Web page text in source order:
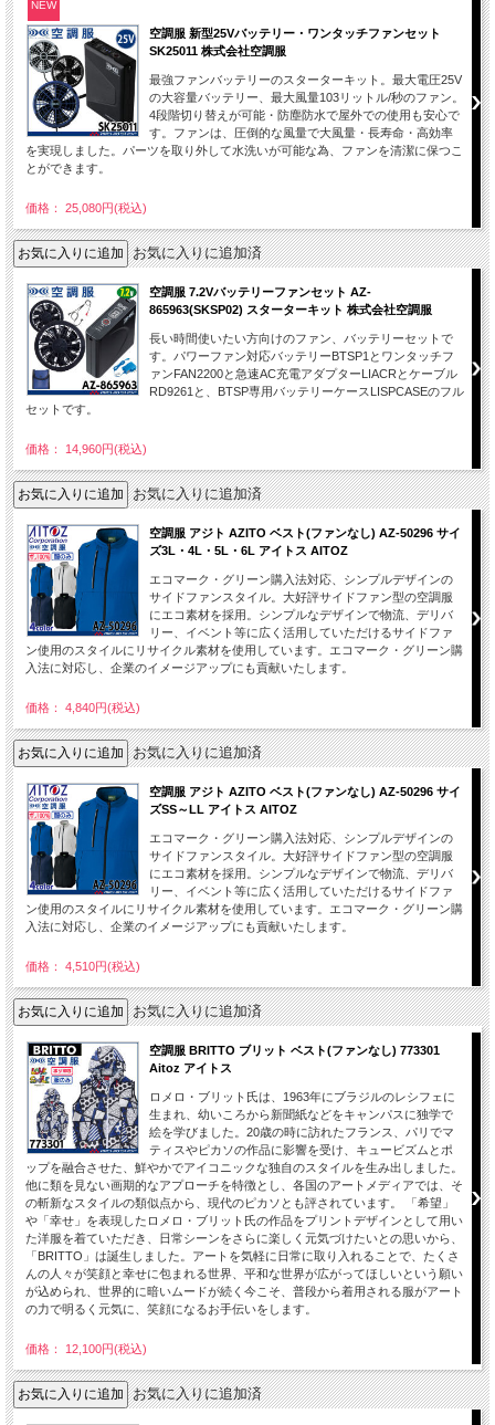
NEW
空調服 新型25Vバッテリー・ワンタッチファンセット
SK25011 株式会社空調服
最強ファンバッテリーのスターターキット。最大電圧25V
の大容量バッテリー、最大風量103リットル/秒のファン。
4段階切り替えが可能・防塵防水で屋外での使用も安心で
す。ファンは、圧倒的な風量で大風量・長寿命・高効率
を実現しました。パーツを取り外して水洗いが可能な為、ファンを清潔に保つこ
とができます。
価格： 25,080円(税込)
お気に入りに追加済
空調服 7.2Vバッテリーファンセット AZ-
865963(SKSP02) スターターキット 株式会社空調服
長い時間使いたい方向けのファン、バッテリーセットで
す。パワーファン対応バッテリーBTSP1とワンタッチフ
ァンFAN2200と急速AC充電アダプターLIACRとケーブル
RD9261と、BTSP専用バッテリーケースLISPCASEのフル
セットです。
価格： 14,960円(税込)
お気に入りに追加済
空調服 アジト AZITO ベスト(ファンなし) AZ-50296 サイ
ズ3L・4L・5L・6L アイトス AITOZ
エコマーク・グリーン購入法対応、シンプルデザインの
サイドファンスタイル。大好評サイドファン型の空調服
にエコ素材を採用。シンプルなデザインで物流、デリバ
リー、イベント等に広く活用していただけるサイドファ
ン使用のスタイルにリサイクル素材を使用しています。エコマーク・グリーン購
入法に対応し、企業のイメージアップにも貢献いたします。
価格： 4,840円(税込)
お気に入りに追加済
空調服 アジト AZITO ベスト(ファンなし) AZ-50296 サイ
ズSS～LL アイトス AITOZ
エコマーク・グリーン購入法対応、シンプルデザインの
サイドファンスタイル。大好評サイドファン型の空調服
にエコ素材を採用。シンプルなデザインで物流、デリバ
リー、イベント等に広く活用していただけるサイドファ
ン使用のスタイルにリサイクル素材を使用しています。エコマーク・グリーン購
入法に対応し、企業のイメージアップにも貢献いたします。
価格： 4,510円(税込)
お気に入りに追加済
空調服 BRITTO ブリット ベスト(ファンなし) 773301
Aitoz アイトス
ロメロ・ブリット氏は、1963年にブラジルのレシフェに
生まれ、幼いころから新聞紙などをキャンパスに独学で
絵を学びました。20歳の時に訪れたフランス、パリでマ
ティスやピカソの作品に影響を受け、キュービズムとポ
ップを融合させた、鮮やかでアイコニックな独自のスタイルを生み出しました。
他に類を見ない画期的なアプローチを特徴とし、各国のアートメディアでは、そ
の斬新なスタイルの類似点から、現代のピカソとも評されています。 「希望」
や「幸せ」を表現したロメロ・ブリット氏の作品をプリントデザインとして用い
た洋服を着ていただき、日常シーンをさらに楽しく元気づけたいとの思いから、
「BRITTO」は誕生しました。アートを気軽に日常に取り入れることで、たくさ
んの人々が笑顔と幸せに包まれる世界、平和な世界が広がってほしいという願い
が込められ、世界的に暗いムードが続く今こそ、普段から着用される服がアート
の力で明るく元気に、笑顔になるお手伝いをします。
価格： 12,100円(税込)
お気に入りに追加済